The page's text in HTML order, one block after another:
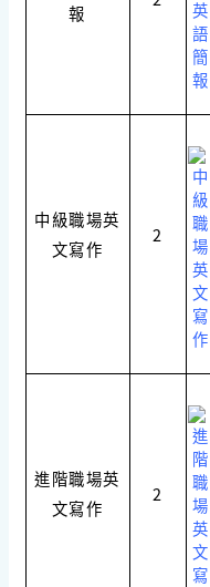
報
中級職場英
文寫作
2
進階職場英
文寫作
2